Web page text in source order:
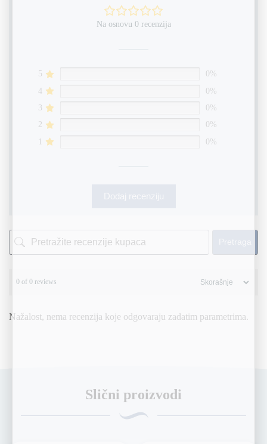
Na osnovu 0 recenzija
5
0%
4
0%
3
0%
2
0%
1
0%
0 of 0 reviews
Nažalost, nema recenzija koje odgovaraju zadatim parametrima.
Slični proizvodi